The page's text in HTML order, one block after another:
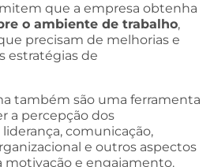
que a empresa obtenha
o ambiente de trabalho,
precisam de melhorias e
estratégias de
também são uma ferramenta
a percepção dos
comunicação,
e outros aspectos
e engajamento.